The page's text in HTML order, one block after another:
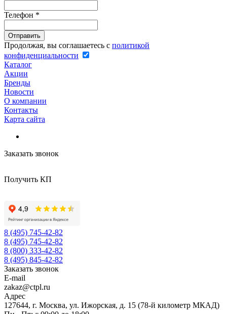
Телефон *
Продолжая, вы соглашаетесь с политикой
конфиденциальности
Каталог
Акции
Бренды
Новости
О компании
Контакты
Карта сайта
Заказать звонок
Получить КП
8 (495) 745-42-82
8 (495) 745-42-82
8 (800) 333-42-82
8 (495) 845-42-82
Заказать звонок
E-mail
zakaz@ctpl.ru
Адрес
127644, г. Москва, ул. Ижорская, д. 15 (78-й километр МКАД)